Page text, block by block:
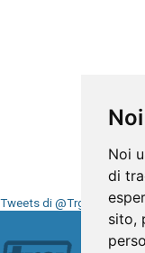
Noi
di
sito,
Tweets di @TrgMedia